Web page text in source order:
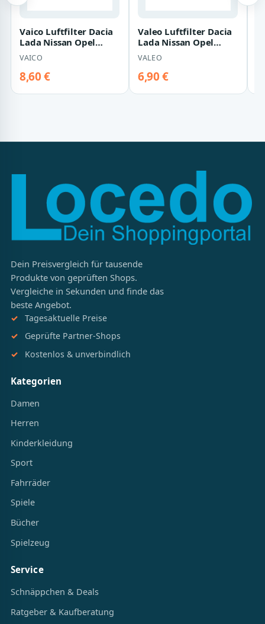
Vaico Luftfilter Dacia
Lada Nissan Opel
Renault
VAICO
8,60 €
Valeo Luftfilter Dacia
Lada Nissan Opel
Renault
VALEO
6,90 €
Dein Preisvergleich für tausende
Produkte von geprüften Shops.
Vergleiche in Sekunden und finde das
beste Angebot.
Tagesaktuelle Preise
Geprüfte Partner-Shops
Kostenlos & unverbindlich
Kategorien
Damen
Herren
Kinderkleidung
Sport
Fahrräder
Spiele
Bücher
Spielzeug
Service
Schnäppchen & Deals
Ratgeber & Kaufberatung